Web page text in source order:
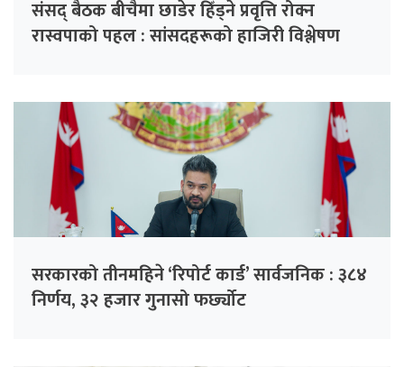
संसद् बैठक बीचैमा छाडेर हिँड्ने प्रवृत्ति रोक्न
रास्वपाको पहल : सांसदहरूको हाजिरी विश्लेषण
सरकारको तीनमहिने ‘रिपोर्ट कार्ड’ सार्वजनिक : ३८४
निर्णय, ३२ हजार गुनासो फर्छ्योट